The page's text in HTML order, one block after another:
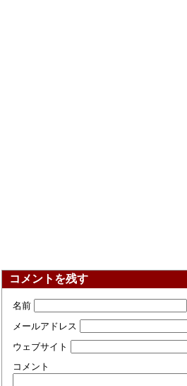
コメントを残す
名前
メールアドレス
ウェブサイト
コメント